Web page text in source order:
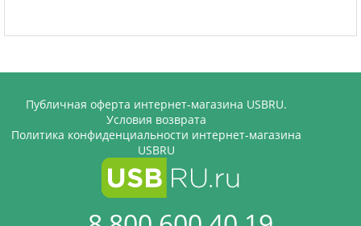
Публичная оферта интернет-магазина USBRU.
Условия возврата
Политика конфиденциальности интернет-магазина
USBRU